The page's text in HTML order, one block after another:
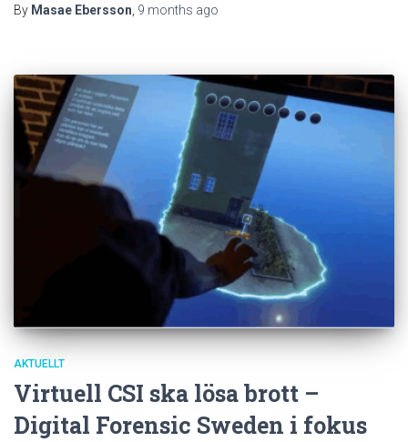
By Masae Ebersson, 9 months ago
AKTUELLT
Virtuell CSI ska lösa brott –
Digital Forensic Sweden i fokus